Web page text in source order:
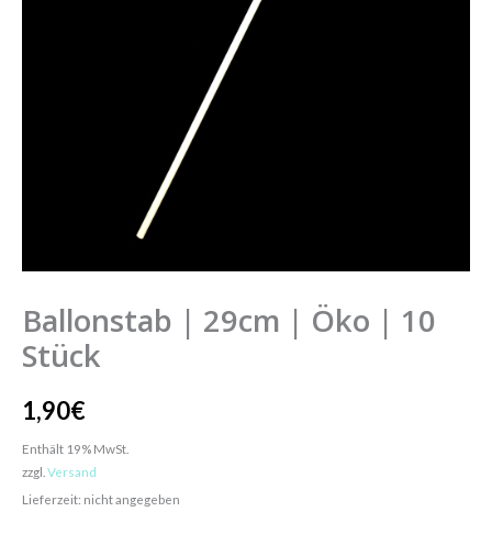
Ballonstab | 29cm | Öko | 10
Stück
1,90€
Enthält 19% MwSt.
zzgl. Versand
Lieferzeit: nicht angegeben